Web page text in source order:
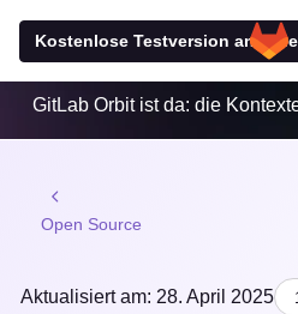
Kostenlose Testversion
GitLab Orbit ist da: die
Open Source
Aktualisiert am: 28. April 2025